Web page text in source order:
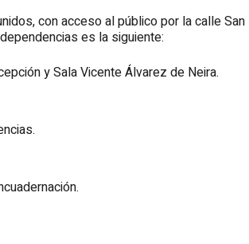
con acceso al público por la calle San
es la siguiente:
y Sala Vicente Álvarez de Neira.